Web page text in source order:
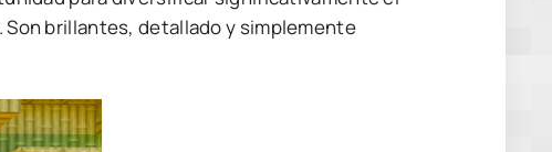
brillantes, detallado y simplemente